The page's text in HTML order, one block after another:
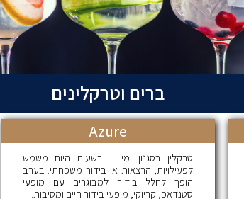
ברים וטרקלינים
Azure
טרקלין בסגנון ימי – בשעות היום משמש
לפעילויות, הרצאות או בידור משפחתי. בערב
הופך לחלל בידור למבוגרים עם מופעי
סטנדאפ, קריוקי, מופעי בידור חיים ומסיבות.